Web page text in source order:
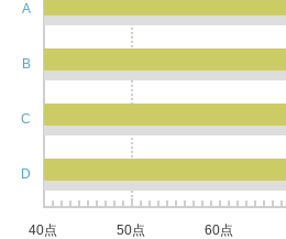
A
B
C
D
40点 50点 60点